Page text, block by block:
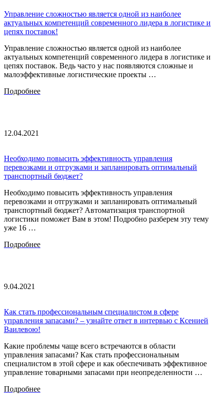
Управление сложностью является одной из наиболее
актуальных компетенций современного лидера в логистике и
цепях поставок!
Управление сложностью является одной из наиболее
актуальных компетенций современного лидера в логистике и
цепях поставок. Ведь часто у нас появляются сложные и
малоэффективные логистические проекты …
Подробнее
12.04.2021
Необходимо повысить эффективность управления
перевозками и отгрузками и запланировать оптимальный
транспортный бюджет?
Необходимо повысить эффективность управления
перевозками и отгрузками и запланировать оптимальный
транспортный бюджет? Автоматизация транспортной
логистики поможет Вам в этом! Подробно разберем эту тему
уже 16 …
Подробнее
9.04.2021
Как стать профессиональным специалистом в сфере
управления запасами? – узнайте ответ в интервью с Ксенией
Ваилевою!
Какие проблемы чаще всего встречаются в области
управления запасами? Как стать профессиональным
специалистом в этой сфере и как обеспечивать эффективное
управление товарными запасами при неопределенности …
Подробнее